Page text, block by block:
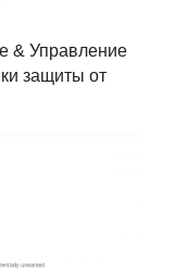
& Управление
защиты от